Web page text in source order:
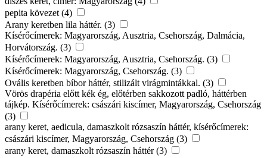
pepita kövezet (4)
Arany keretben lila háttér. (3)
Kísérőcímerek: Magyarország, Ausztria, Csehország, Dalmácia,
Horvátország. (3)
Kísérőcímerek: Magyarország, Ausztria, Csehország. (3)
Kísérőcímerek: Magyarország, Csehország. (3)
Ovális keretben bíbor háttér, stilizált virágmintákkal. (3)
Vörös drapéria előtt kék ég, előtérben sakkozott padló, háttérben
tájkép. Kísérőcímerek: császári kiscímer, Magyarország, Csehország
(3)
arany keret, aedicula, damaszkolt rózsaszín háttér, kísérőcímerek:
császári kiscímer, Magyarország, Csehország (3)
arany keret, damaszkolt rózsaszín háttér (3)